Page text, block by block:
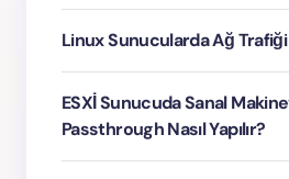
Linux Sunucularda Ağ
ESXİ Sunucuda Sanal
Passthrough Nasıl Yapılır?